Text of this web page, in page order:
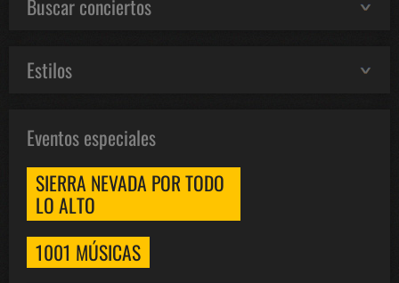
Buscar conciertos
Estilos
Eventos especiales
SIERRA NEVADA POR TODO
LO ALTO
1001 MÚSICAS